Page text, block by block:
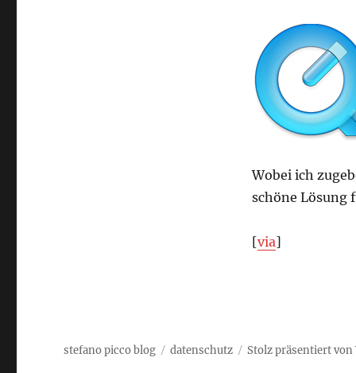
Wobei ich
schöne Lösung
[via]
stefano picco blog datenschutz Stolz präsentiert von